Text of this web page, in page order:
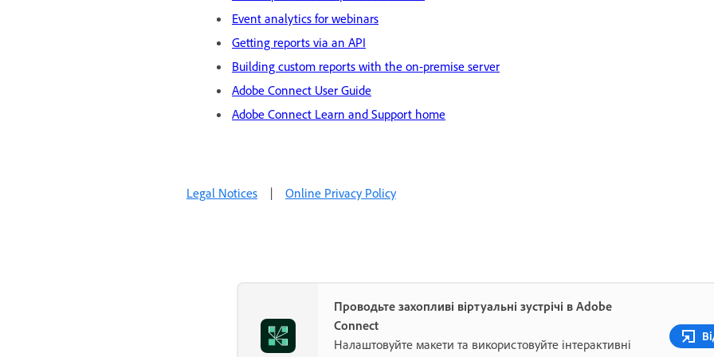
Event analytics for webinars
Getting reports via an API
Building custom reports with the on-premise server
Adobe Connect User Guide
Adobe Connect Learn and Support home
Legal Notices | Online Privacy Policy
Проводьте захопливі віртуальні зустрічі в Adobe
Connect
Налаштовуйте макети та використовуйте інтерактивні